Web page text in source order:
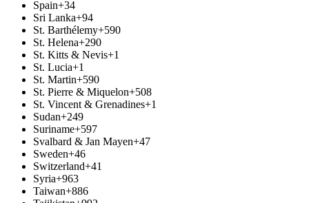
Spain+34
Sri Lanka+94
St. Barthélemy+590
St. Helena+290
St. Kitts & Nevis+1
St. Lucia+1
St. Martin+590
St. Pierre & Miquelon+508
St. Vincent & Grenadines+1
Sudan+249
Suriname+597
Svalbard & Jan Mayen+47
Sweden+46
Switzerland+41
Syria+963
Taiwan+886